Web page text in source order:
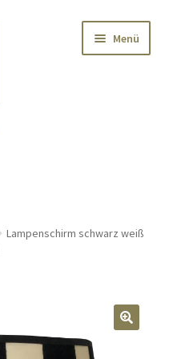
Menü
öffnen
Lampenschirm schwarz weiß